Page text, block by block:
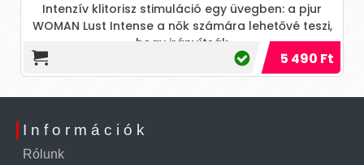
Intenzív klitorisz stimuláció egy üvegben: a pjur
WOMAN Lust Intense a nők számára lehetővé teszi,
hogy irányítsák
5 490 Ft
Információk
Rólunk